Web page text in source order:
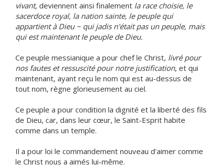
vivant, deviennent ainsi finalement la race choisie, le
sacerdoce royal, la nation sainte, le peuple qui
appartient à Dieu ~ qui jadis n'était pas un peuple, mais
qui est maintenant le peuple de Dieu.
Ce peuple messianique a pour chef le Christ, livré pour
nos fautes et ressuscité pour notre justification, et qui
maintenant, ayant reçu le nom qui est au-dessus de
tout nom, règne glorieusement au ciel.
Ce peuple a pour condition la dignité et la liberté des fils
de Dieu, car, dans leur cœur, le Saint-Esprit habite
comme dans un temple.
Il a pour loi le commandement nouveau d'aimer comme
le Christ nous a aimés lui-même.